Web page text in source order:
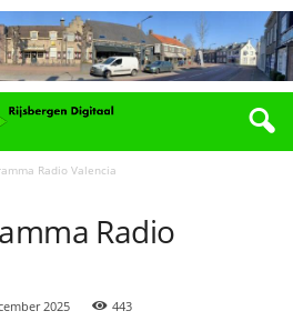
Radio Valencia
Radio
2025 443